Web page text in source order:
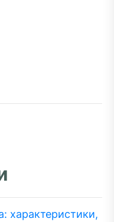
характеристики,